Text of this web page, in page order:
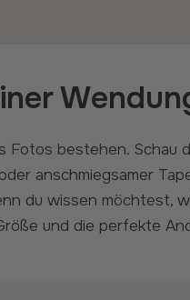
anschmiegsamer
du wissen möchtest,
und die perfekte